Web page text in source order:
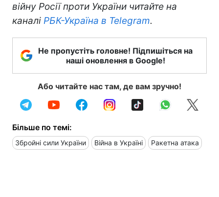
війну Росії проти України читайте на
каналі РБК-Україна в Telegram.
Не пропустіть головне! Підпишіться на
наші оновлення в Google!
Або читайте нас там, де вам зручно!
Більше по темі:
Збройні сили України Війна в Україні Ракетна атака